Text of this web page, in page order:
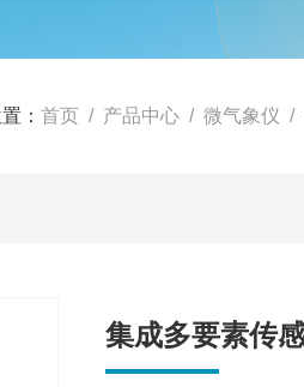
： 首页 / 产品中心 / 微气象仪 /
集成多要素传